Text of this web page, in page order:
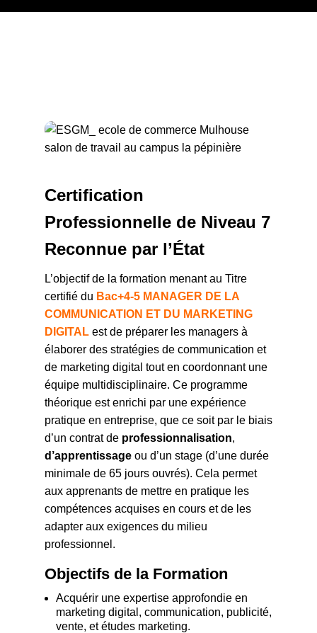
Certification
Professionnelle de Niveau 7
Reconnue par l’État
L’objectif de la formation menant au Titre
certifié du Bac+4-5 MANAGER DE LA
COMMUNICATION ET DU MARKETING
DIGITALest de préparer les managers à
élaborer des stratégies de communication et
de marketing digital tout en coordonnant une
équipe multidisciplinaire. Ce programme
théorique est enrichi par une expérience
pratique en entreprise, que ce soit par le biais
d’un contrat de professionnalisation,
d’apprentissageou d’un stage (d’une durée
minimale de 65 jours ouvrés). Cela permet
aux apprenants de mettre en pratique les
compétences acquises en cours et de les
adapter aux exigences du milieu
professionnel.
Objectifs de la Formation
Acquérir une expertise approfondie en
marketing digital, communication, publicité,
vente, et études marketing.